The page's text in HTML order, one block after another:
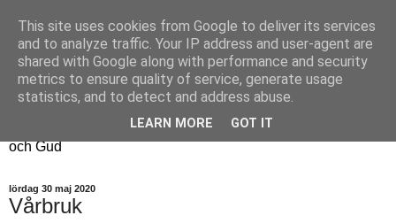
Fyren
Fyren finns för att sprida ljus i mörkret
För att påminna om guldkanterna i tillvaron
Här samsas jakt, hantverk, odling, och andra tankar om livet
och Gud
lördag 30 maj 2020
Vårbruk
This site uses cookies from Google to deliver its services
and to analyze traffic. Your IP address and user-agent are
shared with Google along with performance and security
metrics to ensure quality of service, generate usage
statistics, and to detect and address abuse.
LEARN MORE GOT IT